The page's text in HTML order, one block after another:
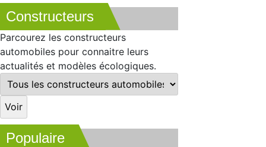
Constructeurs
Parcourez les constructeurs
automobiles pour connaitre leurs
actualités et modèles écologiques.
Populaire